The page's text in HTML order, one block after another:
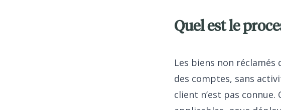
Quel est le
Les biens non
des comptes, sans
client n’est pas